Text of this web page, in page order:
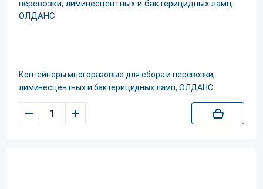
Контейнеры многоразовые для сбора и перевозки,
лиминесцентных и бактерицидных ламп, ОЛДАНС
– +